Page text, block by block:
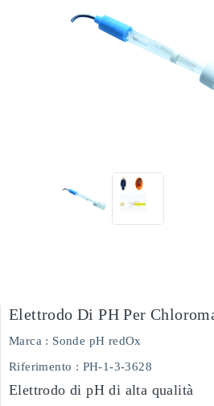
Elettrodo Di PH Per
Marca : Sonde pH redOx
Riferimento : PH-1-3-3628
Elettrodo di pH di alta qualità